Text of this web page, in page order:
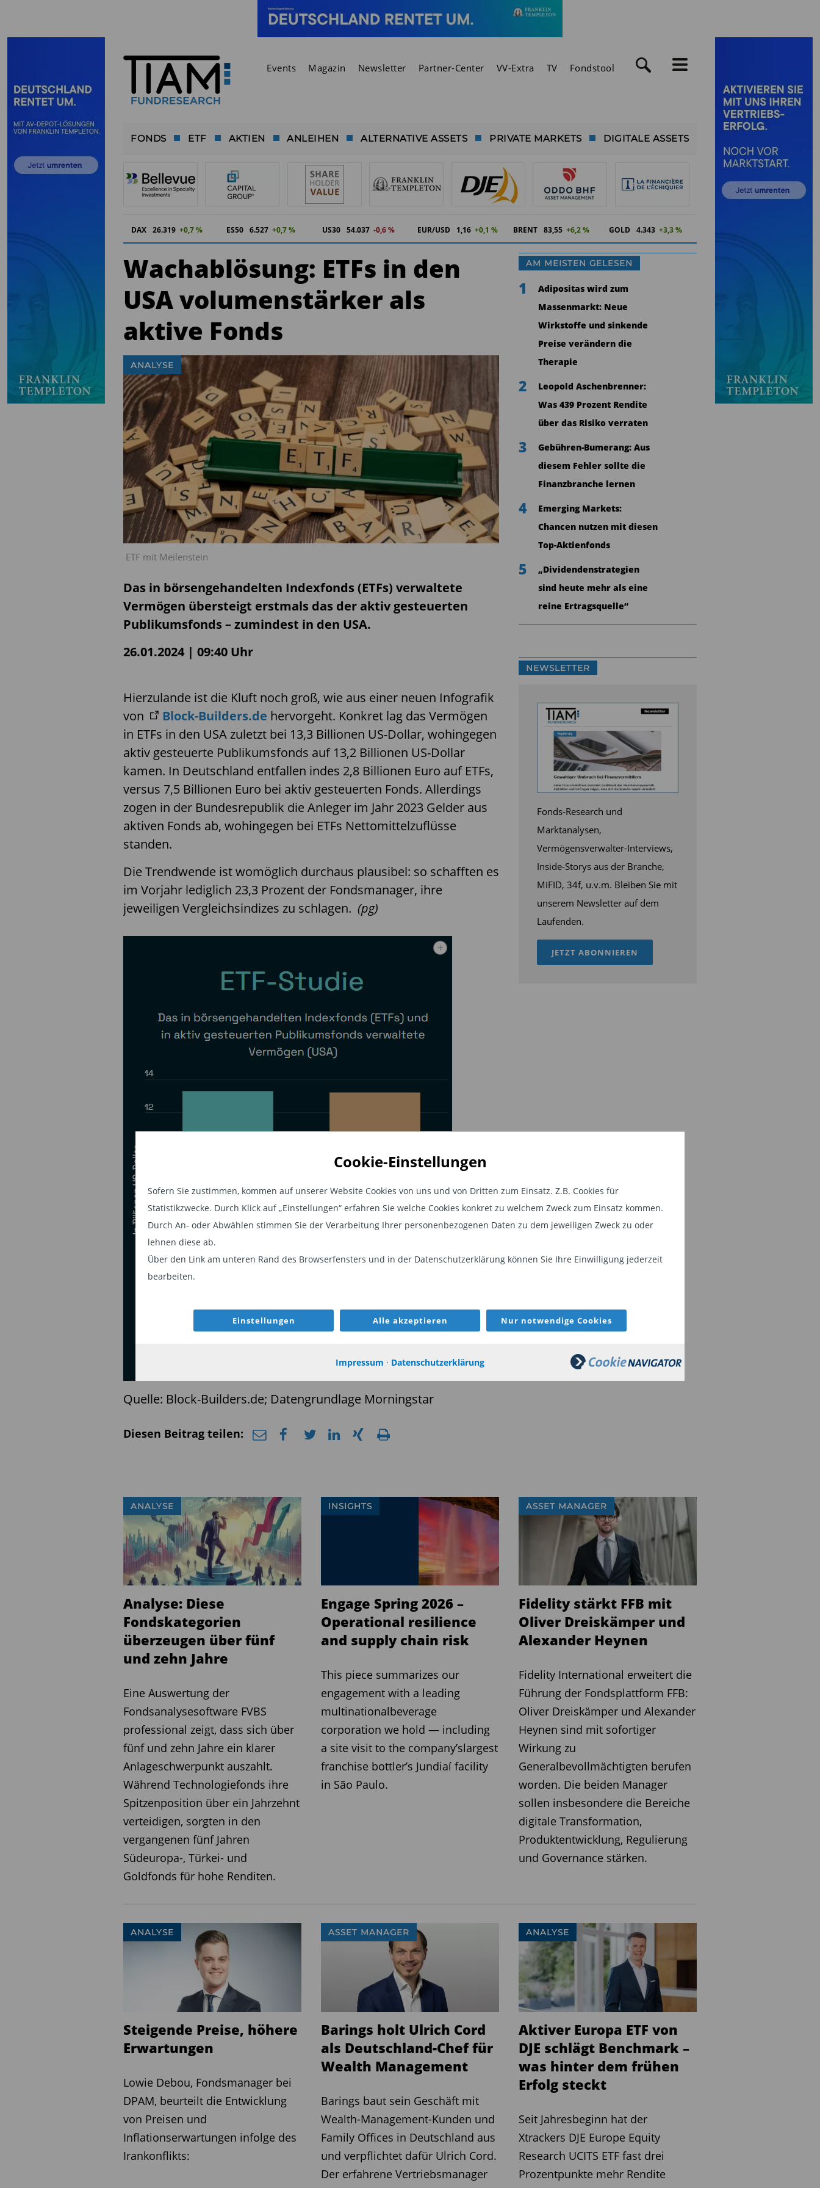
Cookie-Einstellungen
Sofern Sie zustimmen, kommen auf unserer Website Cookies von uns und von Dritten zum Einsatz. Z.B. Cookies für
Statistikzwecke. Durch Klick auf „Einstellungen“ erfahren Sie welche Cookies konkret zu welchem Zweck zum Einsatz kommen.
Durch An- oder Abwählen stimmen Sie der Verarbeitung Ihrer personenbezogenen Daten zu dem jeweiligen Zweck zu oder
lehnen diese ab.
Über den Link am unteren Rand des Browserfensters und in der Datenschutzerklärung können Sie Ihre Einwilligung jederzeit
bearbeiten.
Einstellungen Alle akzeptieren Nur notwendige Cookies
Impressum · Datenschutzerklärung
Events Magazin Newsletter Partner-Center VV-Extra TV Fondstool
FONDS ETF AKTIEN ANLEIHEN ALTERNATIVE ASSETS PRIVATE MARKETS DIGITALE ASSETS
DAX 26.319 +0,7 % ES50 6.527 +0,7 % US30 54.037 -0,6 % EUR/USD 1,16 +0,1 % BRENT 83,55 +6,2 % GOLD 4.343 +3,3 %
Wachablösung: ETFs in den
USA volumenstärker als
aktive Fonds
ETF mit Meilenstein
ANALYSE
Das in börsengehandelten Indexfonds (ETFs) verwaltete
Vermögen übersteigt erstmals das der aktiv gesteuerten
Publikumsfonds – zumindest in den USA.
26.01.2024 | 09:40 Uhr
Hierzulande ist die Kluft noch groß, wie aus einer neuen Infografik
von
Block-Builders.de hervorgeht. Konkret lag das Vermögen
in ETFs in den USA zuletzt bei 13,3 Billionen US-Dollar, wohingegen
aktiv gesteuerte Publikumsfonds auf 13,2 Billionen US-Dollar
kamen. In Deutschland entfallen indes 2,8 Billionen Euro auf ETFs,
versus 7,5 Billionen Euro bei aktiv gesteuerten Fonds. Allerdings
zogen in der Bundesrepublik die Anleger im Jahr 2023 Gelder aus
aktiven Fonds ab, wohingegen bei ETFs Nettomittelzuflüsse
standen.
Die Trendwende ist womöglich durchaus plausibel: so schafften es
im Vorjahr lediglich 23,3 Prozent der Fondsmanager, ihre
jeweiligen Vergleichsindizes zu schlagen. (pg)
Quelle: Block-Builders.de; Datengrundlage Morningstar
Diesen Beitrag teilen:
AM MEISTEN GELESEN
1
Adipositas wird zum
Massenmarkt: Neue
Wirkstoffe und sinkende
Preise verändern die
Therapie
2
Leopold Aschenbrenner:
Was 439 Prozent Rendite
über das Risiko verraten
3
Gebühren-Bumerang: Aus
diesem Fehler sollte die
Finanzbranche lernen
4
Emerging Markets:
Chancen nutzen mit diesen
Top-Aktienfonds
5
„Dividendenstrategien
sind heute mehr als eine
reine Ertragsquelle“
NEWSLETTER
Fonds-Research und
Marktanalysen,
Vermögensverwalter-Interviews,
Inside-Storys aus der Branche,
MiFID, 34f, u.v.m. Bleiben Sie mit
unserem Newsletter auf dem
Laufenden.
JETZT ABONNIEREN
ANALYSE
Analyse: Diese
Fondskategorien
überzeugen über fünf
und zehn Jahre
Eine Auswertung der
Fondsanalysesoftware FVBS
professional zeigt, dass sich über
fünf und zehn Jahre ein klarer
Anlageschwerpunkt auszahlt.
Während Technologiefonds ihre
Spitzenposition über ein Jahrzehnt
verteidigen, sorgten in den
vergangenen fünf Jahren
Südeuropa-, Türkei- und
Goldfonds für hohe Renditen.
INSIGHTS
Engage Spring 2026 –
Operational resilience
and supply chain risk
This piece summarizes our
engagement with a leading
multinationalbeverage
corporation we hold — including
a site visit to the company’slargest
franchise bottler’s Jundiaí facility
in São Paulo.
ASSET MANAGER
Fidelity stärkt FFB mit
Oliver Dreiskämper und
Alexander Heynen
Fidelity International erweitert die
Führung der Fondsplattform FFB:
Oliver Dreiskämper und Alexander
Heynen sind mit sofortiger
Wirkung zu
Generalbevollmächtigten berufen
worden. Die beiden Manager
sollen insbesondere die Bereiche
digitale Transformation,
Produktentwicklung, Regulierung
und Governance stärken.
ANALYSE
Steigende Preise, höhere
Erwartungen
Lowie Debou, Fondsmanager bei
DPAM, beurteilt die Entwicklung
von Preisen und
Inflationserwartungen infolge des
Irankonflikts:
ASSET MANAGER
Barings holt Ulrich Cord
als Deutschland-Chef für
Wealth Management
Barings baut sein Geschäft mit
Wealth-Management-Kunden und
Family Offices in Deutschland aus
und verpflichtet dafür Ulrich Cord.
Der erfahrene Vertriebsmanager
ANALYSE
Aktiver Europa ETF von
DJE schlägt Benchmark –
was hinter dem frühen
Erfolg steckt
Seit Jahresbeginn hat der
Xtrackers DJE Europe Equity
Research UCITS ETF fast drei
Prozentpunkte mehr Rendite